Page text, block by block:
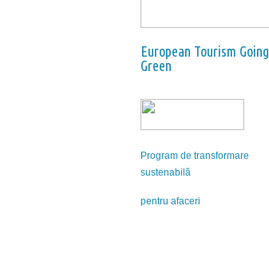
European Tourism Going
Green
Program de transformare
sustenabilă
pentru afaceri